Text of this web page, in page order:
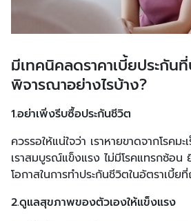
มีเทคนิคลดราคาเบี้ยประกัน
พิจารณาอย่างไรบ้าง?
1.อย่าเพิ่งรีบซื้อประกันชีวิต
ควรรอให้แน่ใจว่า เราหายขาดจากโรคม
เราสมบูรณ์แข็งแรง ไม่มีโรคแทรกซ้อน
โอกาสในการทำประกันชีวิตในอัตราเบี้
2.ดูแลสุขภาพของตัวเองให้แข็งแรง